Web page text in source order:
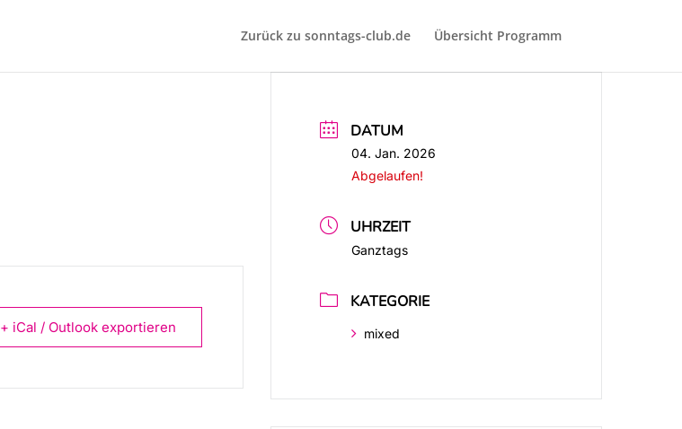
Zurück zu sonntags-club.de Übersicht Programm
+ iCal / Outlook exportieren
DATUM
04. Jan. 2026
Abgelaufen!
UHRZEIT
Ganztags
KATEGORIE
mixed